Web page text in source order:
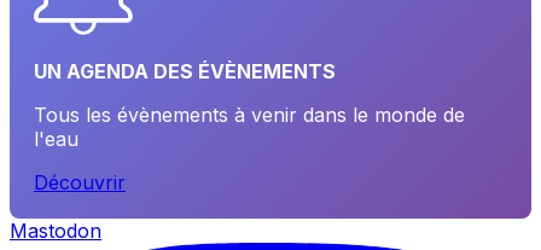
UN AGENDA DES ÉVÈNEMENTS
Tous les évènements à venir dans le monde de
l'eau
Découvrir
Mastodon